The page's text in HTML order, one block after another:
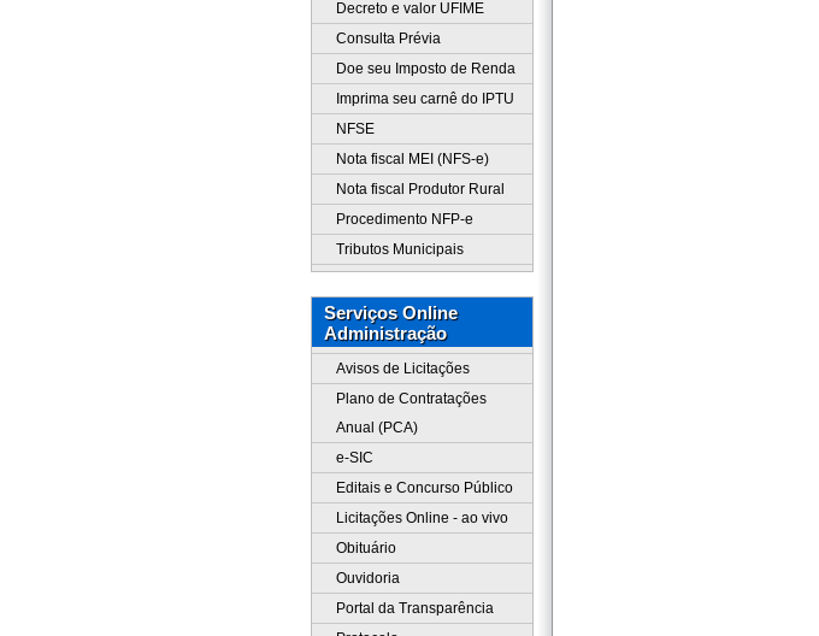
Decreto e valor UFIME
Consulta Prévia
Doe seu Imposto de Renda
Imprima seu carnê do IPTU
NFSE
Nota fiscal MEI (NFS-e)
Nota fiscal Produtor Rural
Procedimento NFP-e
Tributos Municipais
Serviços Online
Administração
Avisos de Licitações
Plano de Contratações
Anual (PCA)
e-SIC
Editais e Concurso Público
Licitações Online - ao vivo
Obituário
Ouvidoria
Portal da Transparência